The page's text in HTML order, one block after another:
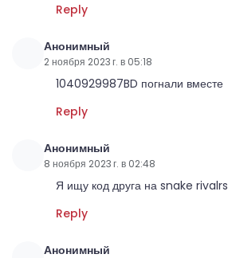
Reply
Анонимный
2 ноября 2023 г. в 05:18
1040929987BD погнали вместе
Reply
Анонимный
8 ноября 2023 г. в 02:48
Я ищу код друга на snake rivalrs
Reply
Анонимный